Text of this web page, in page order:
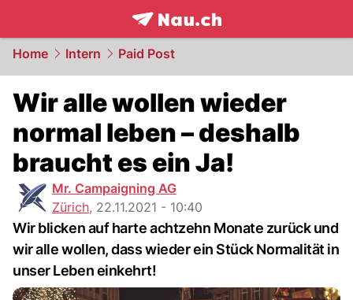
frontpage.NAU.ch
Home Intern Paid Post
Wir alle wollen wieder
normal leben – deshalb
braucht es ein Ja!
Mr. Campaigning AG
Zürich, 22.11.2021 - 10:40
Wir blicken auf harte achtzehn Monate zurück und
wir alle wollen, dass wieder ein Stück Normalität in
unser Leben einkehrt!